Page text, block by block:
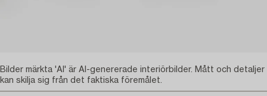
Bilder märkta 'AI' är AI-genererade interiörbilder. Mått och detaljer
kan skilja sig från det faktiska föremålet.